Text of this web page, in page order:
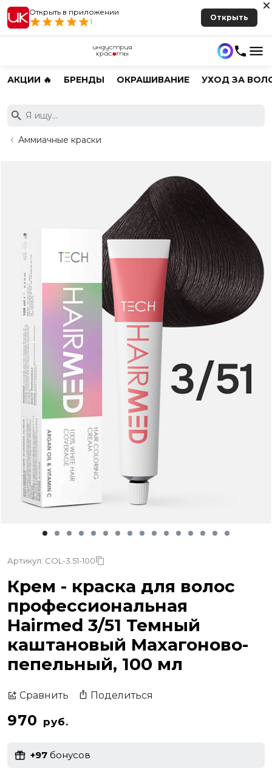
Открыть в приложении
1
Открыть
АКЦИИ 🔥 БРЕНДЫ ОКРАШИВАНИЕ УХОД ЗА
Аммиачные краски
Артикул: COL-3.51-100
Крем - краска для волос
профессиональная
Hairmed 3/51 Темный
каштановый Махагоново-
пепельный, 100 мл
Сравнить Поделиться
970 руб.
+97 бонусов